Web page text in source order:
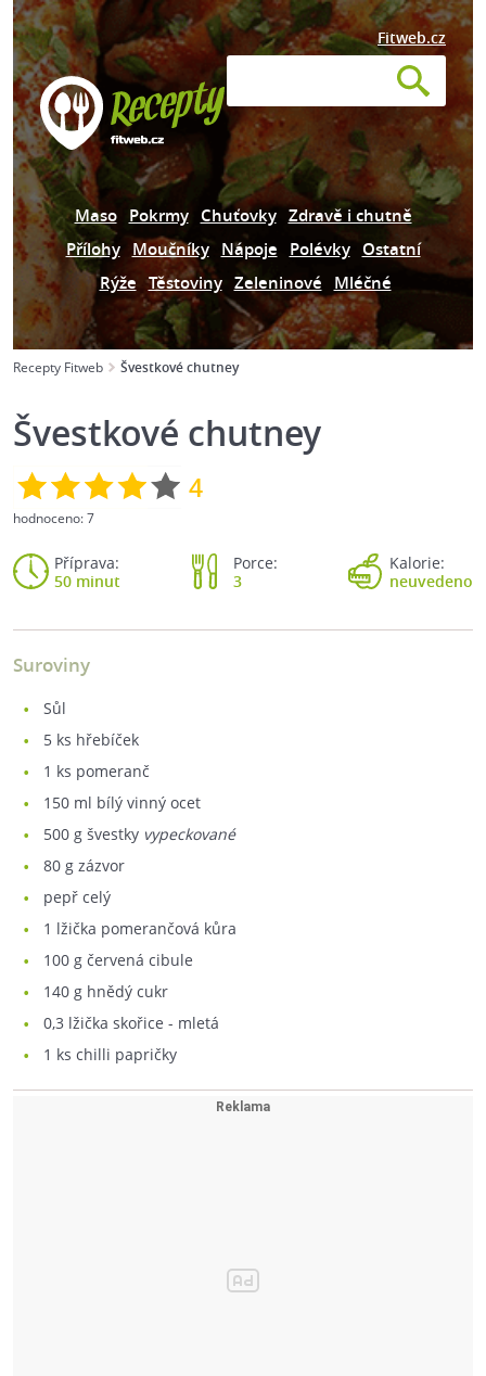
Fitweb.cz
Maso Pokrmy Chuťovky Zdravě i chutně
Přílohy Moučníky Nápoje Polévky Ostatní
Rýže Těstoviny Zeleninové Mléčné
Recepty Fitweb Švestkové chutney
Švestkové chutney
4
hodnoceno:7
Příprava:
50 minut
Porce:
3
Kalorie:
neuvedeno
Suroviny
sůl
5 ks hřebíček
1 ks pomeranč
150 ml bílý vinný ocet
500 g švestky vypeckované
80 g zázvor
pepř celý
1 lžička pomerančová kůra
100 g červená cibule
140 g hnědý cukr
0,3 lžička skořice - mletá
1 ks chilli papričky